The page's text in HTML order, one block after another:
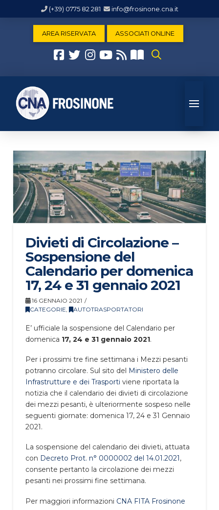
(+39) 0775 82 281 info@frosinone.cna.it
AREA RISERVATA ASSOCIATI ONLINE
Divieti di Circolazione –
Sospensione del
Calendario per domenica
17, 24 e 31 gennaio 2021
16 GENNAIO 2021
CATEGORIE, AUTOTRASPORTATORI
E’ ufficiale la sospensione del Calendario per
domenica 17, 24 e 31 gennaio 2021.
Per i prossimi tre fine settimana i Mezzi pesanti
potranno circolare. Sul sito del Ministero delle
Infrastrutture e dei Trasporti viene riportata la
notizia che il calendario dei divieti di circolazione
dei mezzi pesanti, è ulteriormente sospeso nelle
seguenti giornate: domenica 17, 24 e 31 Gennaio
2021.
La sospensione del calendario dei divieti, attuata
con Decreto Prot. n° 0000002 del 14.01.2021 ,
consente pertanto la circolazione dei mezzi
pesanti nei prossimi fine settimana.
Per maggiori informazioni CNA FITA Frosinone